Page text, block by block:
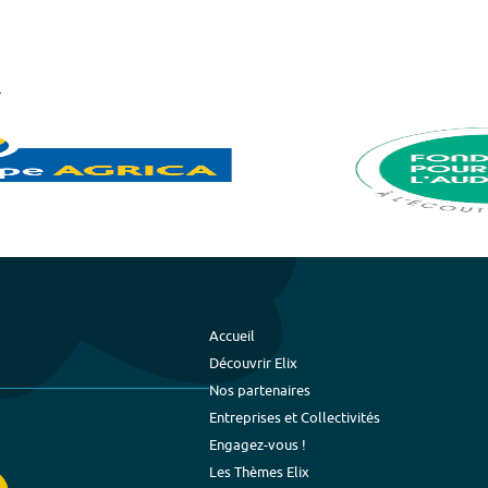
Accueil
Découvrir Elix
Nos partenaires
Entreprises et Collectivités
Engagez-vous !
Les Thèmes Elix